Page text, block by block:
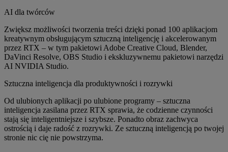
AI dla twórców
Zwiększ możliwości tworzenia treści dzięki ponad 100 aplikacjom
kreatywnym obsługującym sztuczną inteligencję i akcelerowanym
przez RTX – w tym pakietowi Adobe Creative Cloud, Blender,
DaVinci Resolve, OBS Studio i ekskluzywnemu pakietowi narzędzi
AI NVIDIA Studio.
Sztuczna inteligencja dla produktywności i rozrywki
Od ulubionych aplikacji po ulubione programy – sztuczna
inteligencja zasilana przez RTX sprawia, że codzienne czynności
stają się inteligentniejsze i szybsze. Ponadto obraz zachwyca
ostrością i daje radość z rozrywki. Ze sztuczną inteligencją po twojej
stronie nic cię nie powstrzyma.